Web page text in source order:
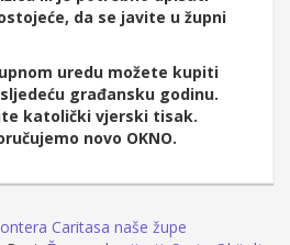
da se javite u župni
uredu možete kupiti
građansku godinu.
katolički vjerski tisak.
novo OKNO.
Caritasa naše župe